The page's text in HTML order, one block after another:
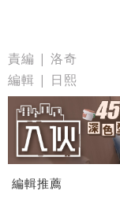
責編 | 洛奇
編輯 | 日熙
編輯推薦